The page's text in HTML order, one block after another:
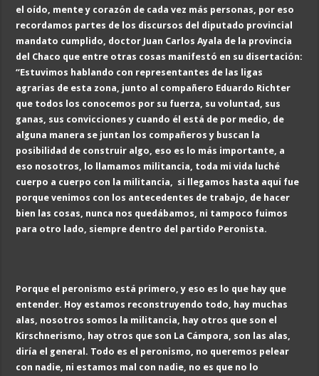
el oído, mente y corazón de cada vez más personas, por eso
recordamos partes de los discursos del diputado provincial
mandato cumplido, doctor Juan Carlos Ayala de la provincia
del Chaco que entre otras cosas manifestó en su disertación:
“Estuvimos hablando con representantes de las ligas
agrarias de esta zona, junto al compañero Eduardo Richter
que todos los conocemos por su fuerza, su voluntad, sus
ganas, sus conviccionesy cuando él está de por medio, de
alguna manera se juntan los compañeros y buscan l a
posibilidad de construir algo, eso es lo más importante, a
eso nosotros, lo llamamos militancia, toda mi vida luché
cuerpo a cuerpo con la militancia,
si llegamos hasta aquí fue
porque venimos con los antecedentes de trabajo, de hacer
bien las cosas, nunca nos quedábamos, ni tampoco fuimos
para otro lado, siempre dentro del partido Peronista.
Porque el peronismo está primero, y eso es lo que hay que
entender. Hoy estamos reconstruyendo todo, hay muchas
alas, nosotros somos la militancia, hay otros que son el
Kirschnerismo, hay otros que son La Cámpora , son las alas,
diría el general. Todo es el peronismo , no queremos pelear
con nadie, ni estamos mal con nadie, no es que no lo